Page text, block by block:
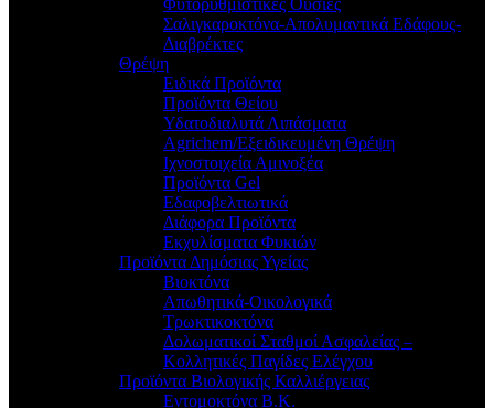
Σαλιγκαροκτόνα-Απολυμαντικά Εδάφους-
Διαβρέκτες
Θρέψη
Ειδικά Προϊόντα
Προϊόντα Θείου
Υδατοδιαλυτά Λιπάσματα
Agrichem/Εξειδικευμένη Θρέψη
Ιχνοστοιχεία Αμινοξέα
Προϊόντα Gel
Εδαφοβελτιωτικά
Διάφορα Προϊόντα
Εκχυλίσματα Φυκιών
Προϊόντα Δημόσιας Υγείας
Βιοκτόνα
Απωθητικά-Οικολογικά
Τρωκτικοκτόνα
Δολωματικοί Σταθμοί Ασφαλείας –
Κολλητικές Παγίδες Ελέγχου
Προϊόντα Βιολογικής Καλλιέργειας
Εντομοκτόνα Β.Κ.